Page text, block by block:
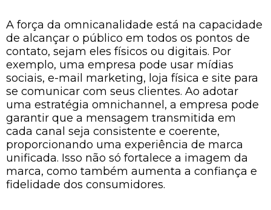
A força da omnicanalidade está na capacidade
de alcançar o público em todos os pontos de
contato, sejam eles físicos ou digitais. Por
exemplo, uma empresa pode usar mídias
sociais, e-mail marketing, loja física e site para
se comunicar com seus clientes. Ao adotar
uma estratégia omnichannel, a empresa pode
garantir que a mensagem transmitida em
cada canal seja consistente e coerente,
proporcionando uma experiência de marca
unificada. Isso não só fortalece a imagem da
marca, como também aumenta a confiança e
fidelidade dos consumidores.